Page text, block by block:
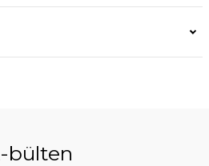
bülten